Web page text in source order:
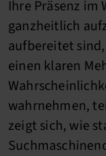
Ihre Präsenz im
ganzheitlich
aufbereitet
einen klaren
wahrnehmen,
zeigt sich, wie